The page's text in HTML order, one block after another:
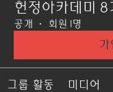
헌정아카데미 8
공개 · 회원 1명
가
그룹 활동 미디어